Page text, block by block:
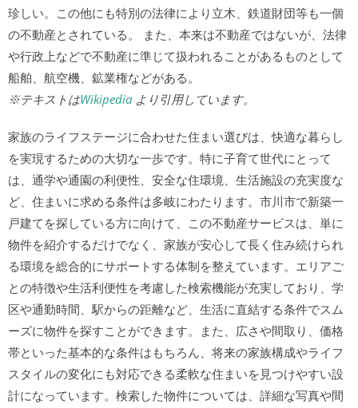
珍しい。この他にも特別の法律により立木、鉄道財団等も一個
の不動産とされている。 また、本来は不動産ではないが、法律
や行政上などで不動産に準じて扱われることがあるものとして
船舶、航空機、鉱業権などがある。
※テキストはWikipedia より引用しています。
家族のライフステージに合わせた住まい選びは、快適な暮らし
を実現するための大切な一歩です。特に子育て世代にとって
は、通学や通園の利便性、安全な住環境、生活施設の充実度な
ど、住まいに求める条件は多岐にわたります。市川市で新築一
戸建てを探している方に向けて、この不動産サービスは、単に
物件を紹介するだけでなく、家族が安心して長く住み続けられ
る環境を総合的にサポートする体制を整えています。エリアご
との特徴や生活利便性を考慮した検索機能が充実しており、学
区や通勤時間、駅からの距離など、生活に直結する条件でスム
ーズに物件を探すことができます。また、広さや間取り、価格
帯といった基本的な条件はもちろん、将来の家族構成やライフ
スタイルの変化にも対応できる柔軟な住まいを見つけやすい設
計になっています。検索した物件については、詳細な写真や間